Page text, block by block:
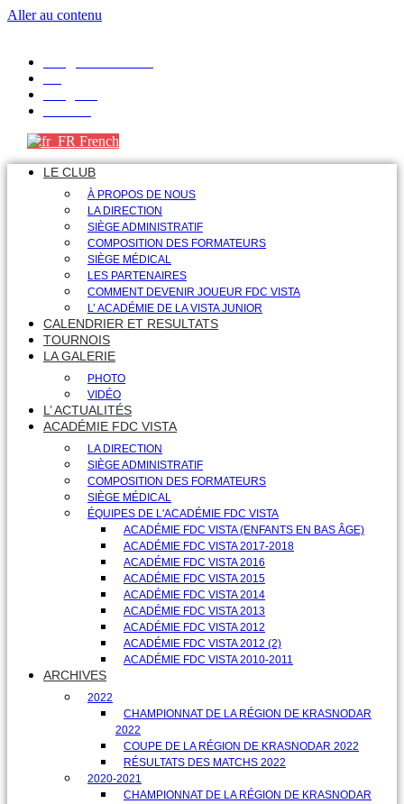
Aller au contenu
French
LE CLUB
À PROPOS DE NOUS
LA DIRECTION
SIÈGE ADMINISTRATIF
COMPOSITION DES FORMATEURS
SIÈGE MÉDICAL
LES PARTENAIRES
COMMENT DEVENIR JOUEUR FDC VISTA
L’ ACADÉMIE DE LA VISTA JUNIOR
CALENDRIER ET RESULTATS
TOURNOIS
LA GALERIE
PHOTO
VIDÉO
L’ ACTUALITÉS
ACADÉMIE FDC VISTA
LA DIRECTION
SIÈGE ADMINISTRATIF
COMPOSITION DES FORMATEURS
SIÈGE MÉDICAL
ÉQUIPES DE L'ACADÉMIE FDC VISTA
ACADÉMIE FDC VISTA (ENFANTS EN BAS ÂGE)
ACADÉMIE FDC VISTA 2017-2018
ACADÉMIE FDC VISTA 2016
ACADÉMIE FDC VISTA 2015
ACADÉMIE FDC VISTA 2014
ACADÉMIE FDC VISTA 2013
ACADÉMIE FDC VISTA 2012
ACADÉMIE FDC VISTA 2012 (2)
ACADÉMIE FDC VISTA 2010-2011
ARCHIVES
2022
CHAMPIONNAT DE LA RÉGION DE KRASNODAR
2022
COUPE DE LA RÉGION DE KRASNODAR 2022
RÉSULTATS DES MATCHS 2022
2020-2021
CHAMPIONNAT DE LA RÉGION DE KRASNODAR